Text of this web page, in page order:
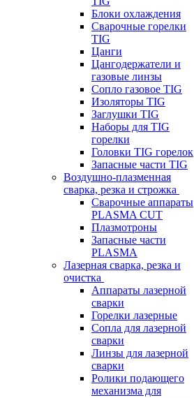
Блоки охлаждения
Сварочные горелки
TIG
Цанги
Цангодержатели и
газовые линзы
Сопло газовое TIG
Изоляторы TIG
Заглушки TIG
Наборы для TIG
горелки
Головки TIG горелок
Запасные части TIG
Воздушно-плазменная
сварка, резка и строжка
Сварочные аппараты
PLASMA CUT
Плазмотроны
Запасные части
PLASMA
Лазерная сварка, резка и
очистка
Аппараты лазерной
сварки
Горелки лазерные
Сопла для лазерной
сварки
Линзы для лазерной
сварки
Ролики подающего
механизма для